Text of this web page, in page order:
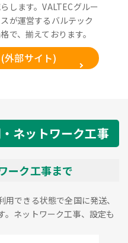
します。VALTECグルー
が運営するバルテック
で、揃えております。
外部サイト)
ネットワーク工事
ーク工事まで
できる状態で全国に発送、
。ネットワーク工事、設定も